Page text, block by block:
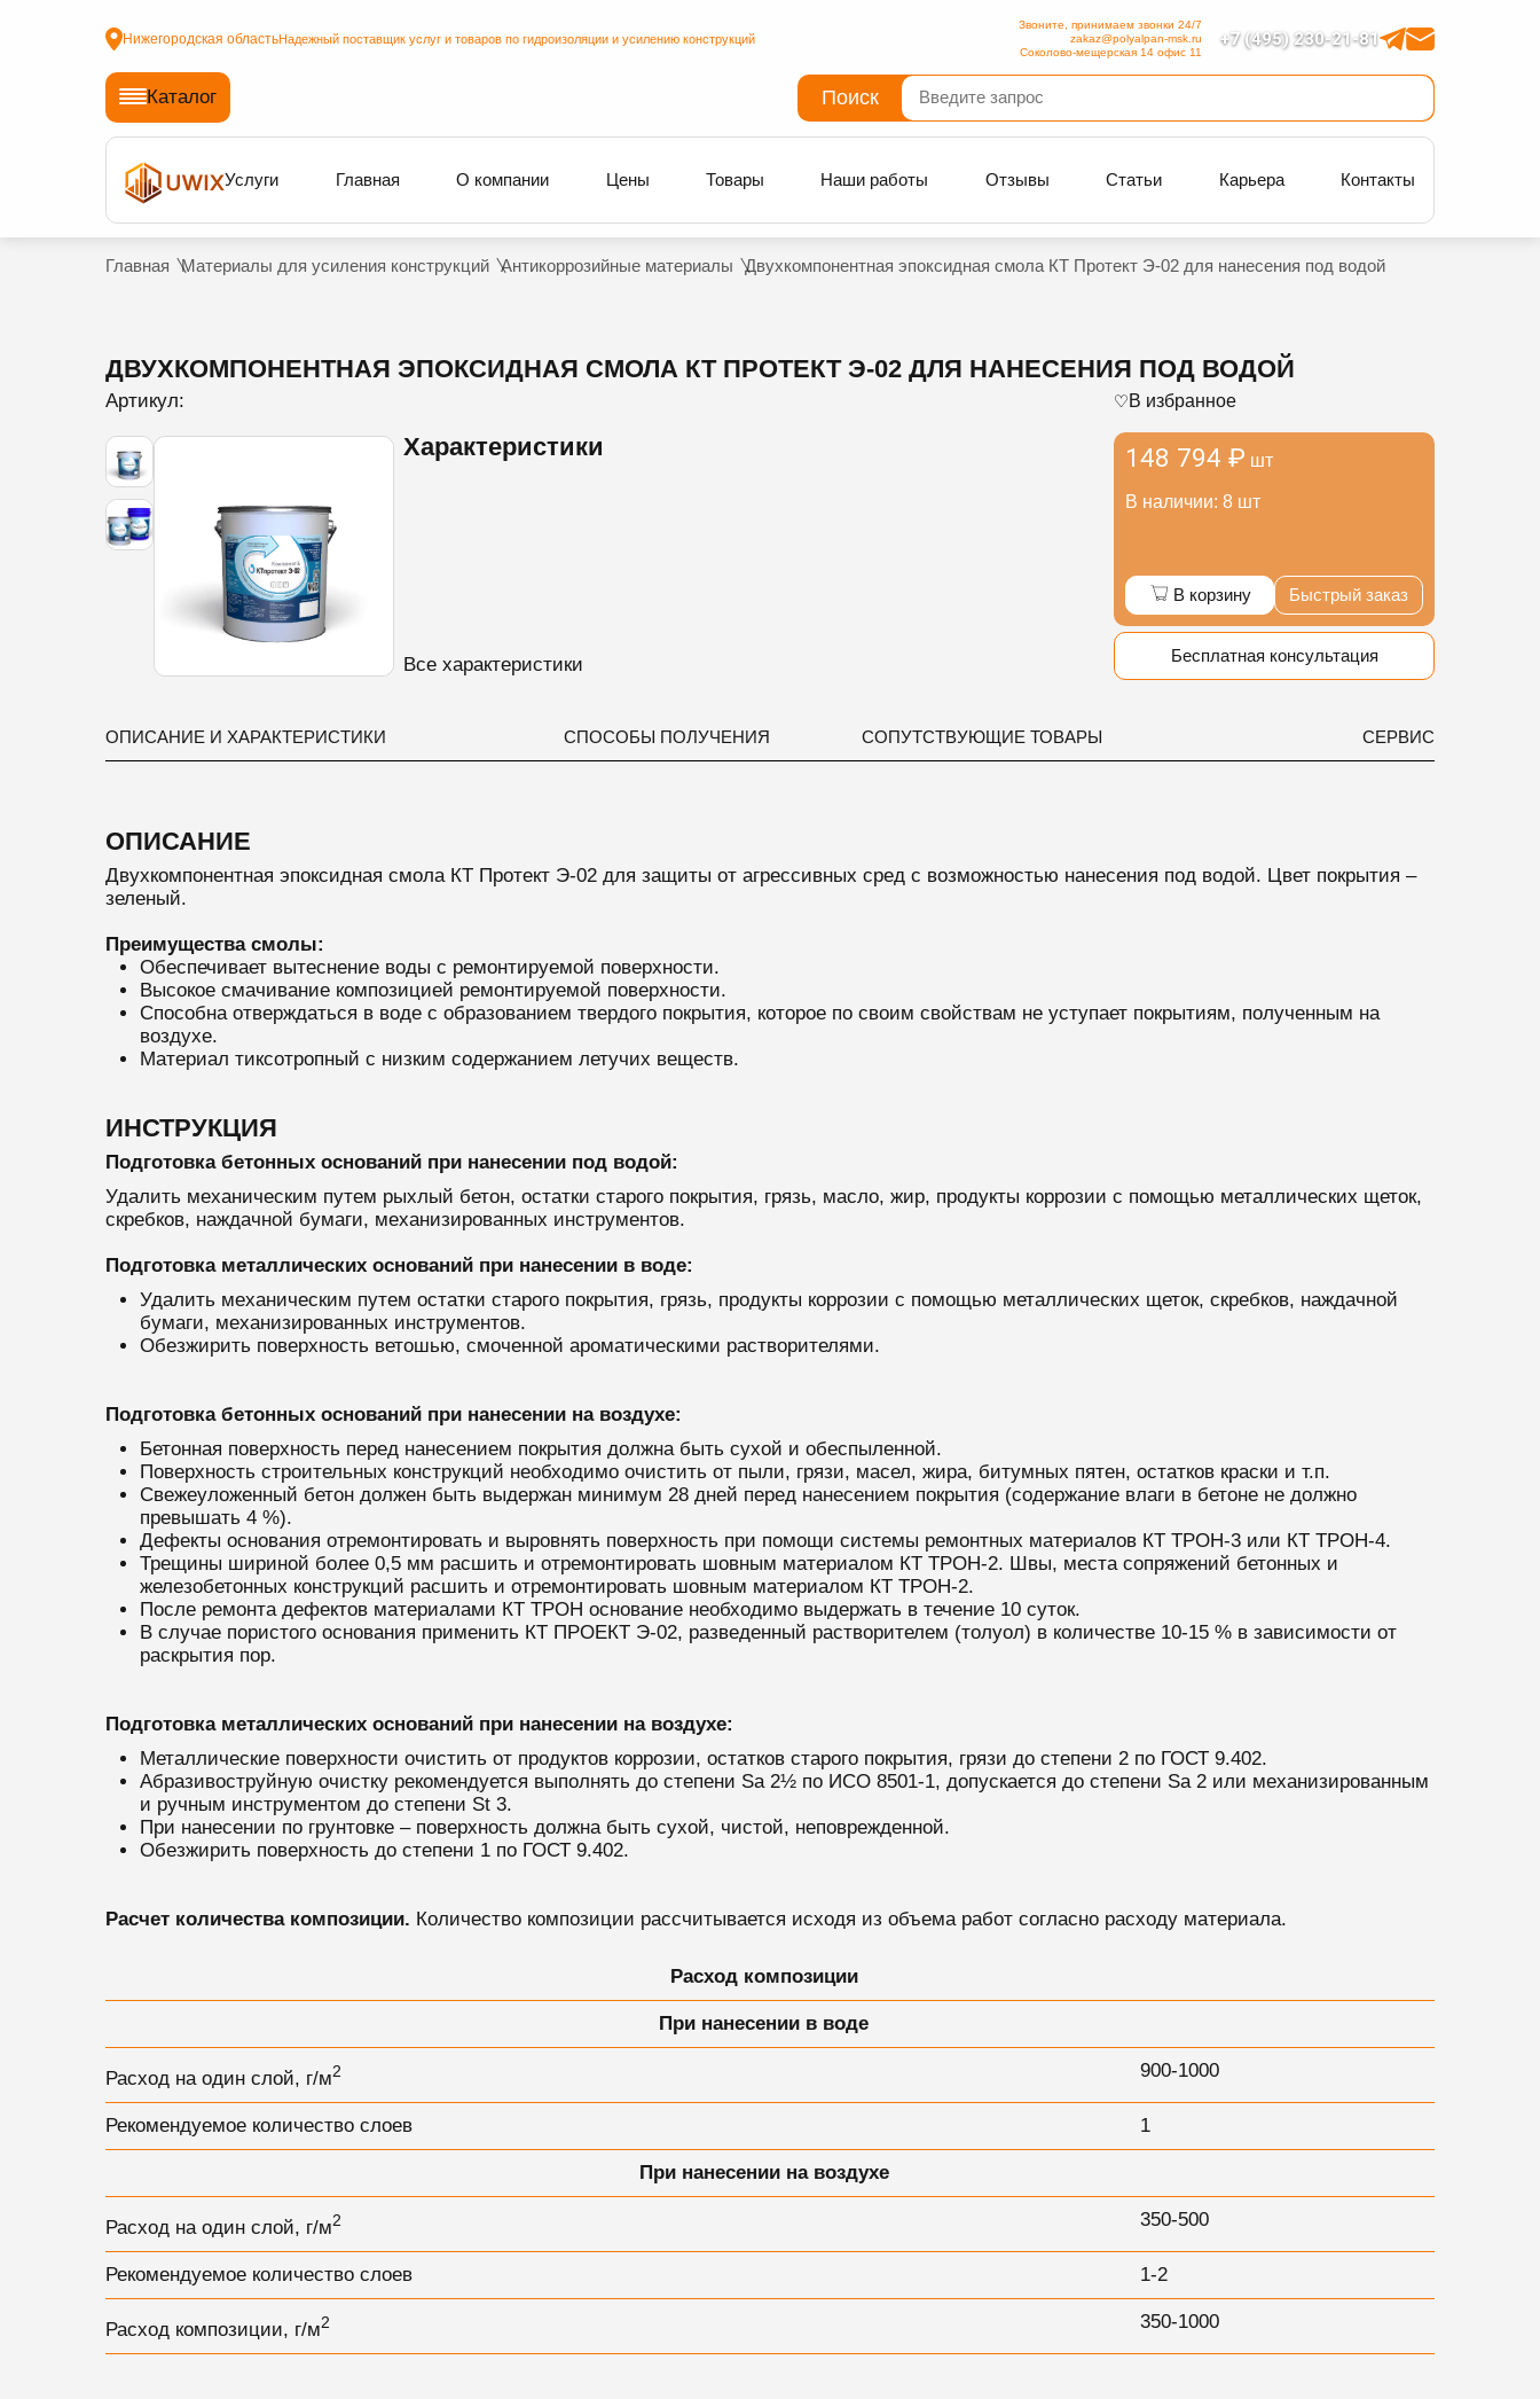
Нижегородская областьНадежный поставщик услуг и товаров по гидроизоляции и усилению конструкций +7 (495) 230-21-81
Звоните, принимаем звонки 24/7
zakaz@polyalpan-msk.ru
Соколово-мещерская 14 офис 11
Каталог Поиск
Услуги Главная О компании Цены Товары Наши работы Отзывы Статьи Карьера Контакты
Главная Материалы для усиления конструкций Антикоррозийные материалы Двухкомпонентная эпоксидная смола КТ Протект Э-02 для нанесения под водой
ДВУХКОМПОНЕНТНАЯ ЭПОКСИДНАЯ СМОЛА КТ ПРОТЕКТ Э-02 ДЛЯ НАНЕСЕНИЯ ПОД ВОДОЙ
Артикул:
Характеристики
Все характеристики
148 794 ₽ шт
В наличии: 8 шт
В избранное
В корзину Быстрый заказ
Бесплатная консультация
ОПИСАНИЕ И ХАРАКТЕРИСТИКИ СПОСОБЫ ПОЛУЧЕНИЯ СОПУТСТВУЮЩИЕ ТОВАРЫ СЕРВИС
ОПИСАНИЕ
Двухкомпонентная эпоксидная смола КТ Протект Э-02 для защиты от агрессивных сред с возможностью нанесения под водой. Цвет покрытия –
зеленый.
Преимущества смолы:
Обеспечивает вытеснение воды с ремонтируемой поверхности.
Высокое смачивание композицией ремонтируемой поверхности.
Способна отверждаться в воде с образованием твердого покрытия, которое по своим свойствам не уступает покрытиям, полученным на
воздухе.
Материал тиксотропный с низким содержанием летучих веществ.
ИНСТРУКЦИЯ
Подготовка бетонных оснований при нанесении под водой:
Удалить механическим путем рыхлый бетон, остатки старого покрытия, грязь, масло, жир, продукты коррозии с помощью металлических щеток,
скребков, наждачной бумаги, механизированных инструментов.
Подготовка металлических оснований при нанесении в воде:
Удалить механическим путем остатки старого покрытия, грязь, продукты коррозии с помощью металлических щеток, скребков, наждачной
бумаги, механизированных инструментов.
Обезжирить поверхность ветошью, смоченной ароматическими растворителями.
Подготовка бетонных оснований при нанесении на воздухе:
Бетонная поверхность перед нанесением покрытия должна быть сухой и обеспыленной.
Поверхность строительных конструкций необходимо очистить от пыли, грязи, масел, жира, битумных пятен, остатков краски и т.п.
Свежеуложенный бетон должен быть выдержан минимум 28 дней перед нанесением покрытия (содержание влаги в бетоне не должно
превышать 4 %).
Дефекты основания отремонтировать и выровнять поверхность при помощи системы ремонтных материалов КТ ТРОН-3 или КТ ТРОН-4.
Трещины шириной более 0,5 мм расшить и отремонтировать шовным материалом КТ ТРОН-2. Швы, места сопряжений бетонных и
железобетонных конструкций расшить и отремонтировать шовным материалом КТ ТРОН-2.
После ремонта дефектов материалами КТ ТРОН основание необходимо выдержать в течение 10 суток.
В случае пористого основания применить КТ ПРОЕКТ Э-02, разведенный растворителем (толуол) в количестве 10-15 % в зависимости от
раскрытия пор.
Подготовка металлических оснований при нанесении на воздухе:
Металлические поверхности очистить от продуктов коррозии, остатков старого покрытия, грязи до степени 2 по ГОСТ 9.402.
Абразивоструйную очистку рекомендуется выполнять до степени Sa 2½ по ИСО 8501-1, допускается до степени Sa 2 или механизированным
и ручным инструментом до степени St 3.
При нанесении по грунтовке – поверхность должна быть сухой, чистой, неповрежденной.
Обезжирить поверхность до степени 1 по ГОСТ 9.402.
Расчет количества композиции. Количество композиции рассчитывается исходя из объема работ согласно расходу материала.
Расход композиции
При нанесении в воде
Расход на один слой, г/м2 900-1000
Рекомендуемое количество слоев 1
При нанесении на воздухе
Расход на один слой, г/м2 350-500
Рекомендуемое количество слоев 1-2
Расход композиции, г/м2 350-1000